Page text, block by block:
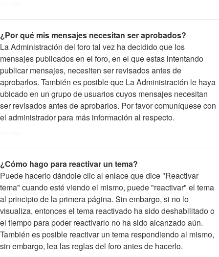
¿Por qué mis mensajes necesitan ser aprobados?
La Administración del foro tal vez ha decidido que los
mensajes publicados en el foro, en el que estas intentando
publicar mensajes, necesiten ser revisados antes de
aprobarlos. También es posible que La Administración le haya
ubicado en un grupo de usuarios cuyos mensajes necesitan
ser revisados antes de aprobarlos. Por favor comuníquese con
el administrador para más información al respecto.
¿Cómo hago para reactivar un tema?
Puede hacerlo dándole clic al enlace que dice "Reactivar
tema" cuando esté viendo el mismo, puede "reactivar" el tema
al principio de la primera página. Sin embargo, si no lo
visualiza, entonces el tema reactivado ha sido deshabilitado o
el tiempo para poder reactivarlo no ha sido alcanzado aún.
También es posible reactivar un tema respondiendo al mismo,
sin embargo, lea las reglas del foro antes de hacerlo.